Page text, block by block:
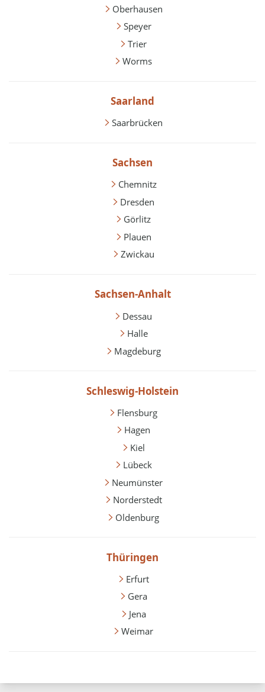
Oberhausen
Speyer
Trier
Worms
Saarland
Saarbrücken
Sachsen
Chemnitz
Dresden
Görlitz
Plauen
Zwickau
Sachsen-Anhalt
Dessau
Halle
Magdeburg
Schleswig-Holstein
Flensburg
Hagen
Kiel
Lübeck
Neumünster
Norderstedt
Oldenburg
Thüringen
Erfurt
Gera
Jena
Weimar